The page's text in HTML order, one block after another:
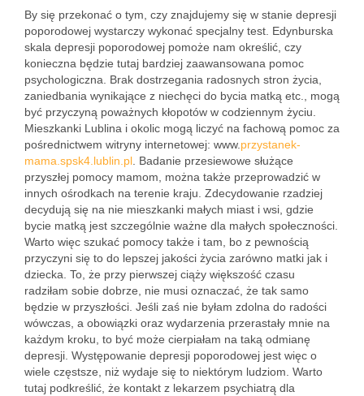
By się przekonać o tym, czy znajdujemy się w stanie depresji
poporodowej wystarczy wykonać specjalny test. Edynburska
skala depresji poporodowej pomoże nam określić, czy
konieczna będzie tutaj bardziej zaawansowana pomoc
psychologiczna. Brak dostrzegania radosnych stron życia,
zaniedbania wynikające z niechęci do bycia matką etc., mogą
być przyczyną poważnych kłopotów w codziennym życiu.
Mieszkanki Lublina i okolic mogą liczyć na fachową pomoc za
pośrednictwem witryny internetowej: www. przystanek-
mama.spsk4.lublin.pl . Badanie przesiewowe służące
przyszłej pomocy mamom, można także przeprowadzić w
innych ośrodkach na terenie kraju. Zdecydowanie rzadziej
decydują się na nie mieszkanki małych miast i wsi, gdzie
bycie matką jest szczególnie ważne dla małych społeczności.
Warto więc szukać pomocy także i tam, bo z pewnością
przyczyni się to do lepszej jakości życia zarówno matki jak i
dziecka. To, że przy pierwszej ciąży większość czasu
radziłam sobie dobrze, nie musi oznaczać, że tak samo
będzie w przyszłości. Jeśli zaś nie byłam zdolna do radości
wówczas, a obowiązki oraz wydarzenia przerastały mnie na
każdym kroku, to być może cierpiałam na taką odmianę
depresji. Występowanie depresji poporodowej jest więc o
wiele częstsze, niż wydaje się to niektórym ludziom. Warto
tutaj podkreślić, że kontakt z lekarzem psychiatrą dla